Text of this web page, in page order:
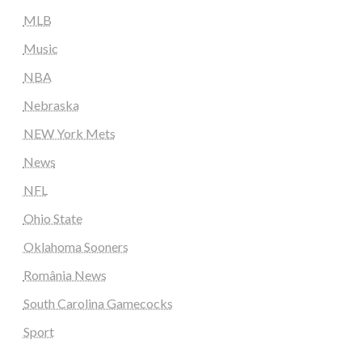
MLB
Music
NBA
Nebraska
NEW York Mets
News
NFL
Ohio State
Oklahoma Sooners
România News
South Carolina Gamecocks
Sport